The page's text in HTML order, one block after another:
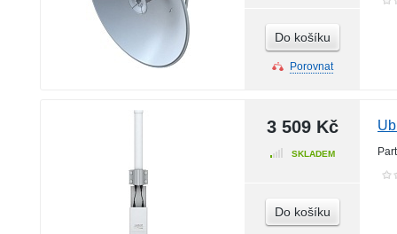
Do košíku
Porovnat
3 509 Kč
SKLADEM
Do košíku